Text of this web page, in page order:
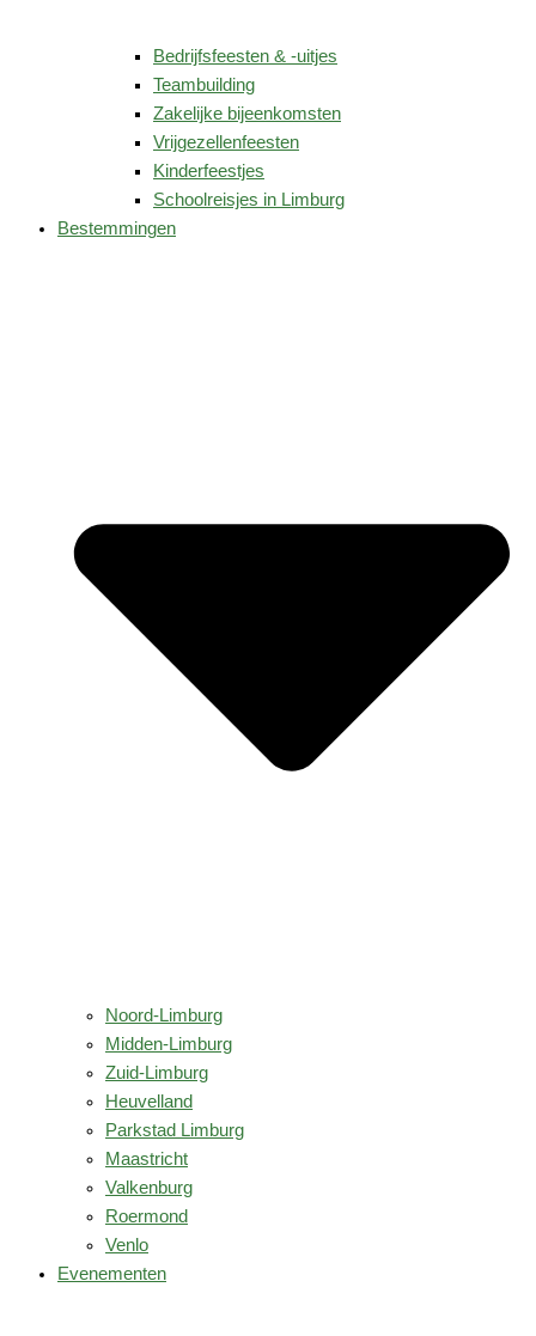
Bedrijfsfeesten & -uitjes
Teambuilding
Zakelijke bijeenkomsten
Vrijgezellenfeesten
Kinderfeestjes
Schoolreisjes in Limburg
Bestemmingen
Noord-Limburg
Midden-Limburg
Zuid-Limburg
Heuvelland
Parkstad Limburg
Maastricht
Valkenburg
Roermond
Venlo
Evenementen